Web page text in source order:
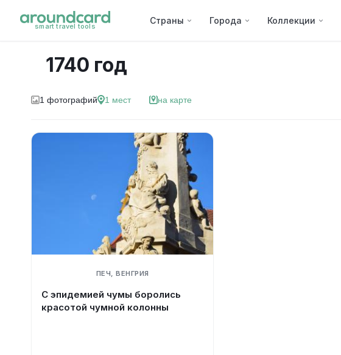
smart travel tools
Страны Города Коллекции
1740 год
1 фотографий 1 мест на карте
ПЕЧ, ВЕНГРИЯ
С эпидемией чумы боролись
красотой чумной колонны